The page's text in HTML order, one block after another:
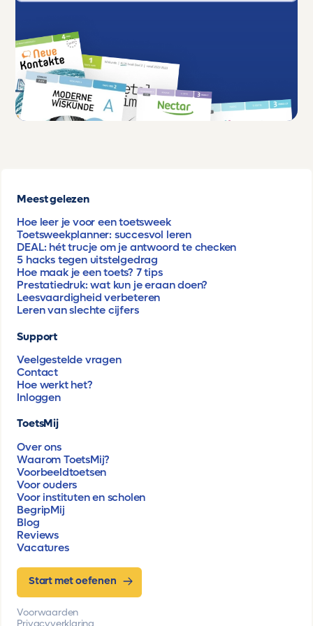
Meest gelezen
Hoe leer je voor een toetsweek
Toetsweekplanner: succesvol leren
DEAL: hét trucje om je antwoord te checken
5 hacks tegen uitstelgedrag
Hoe maak je een toets? 7 tips
Prestatiedruk: wat kun je eraan doen?
Leesvaardigheid verbeteren
Leren van slechte cijfers
Support
Veelgestelde vragen
Contact
Hoe werkt het?
Inloggen
ToetsMij
Over ons
Waarom ToetsMij?
Voorbeeldtoetsen
Voor ouders
Voor instituten en scholen
BegripMij
Blog
Reviews
Vacatures
Start met oefenen
Voorwaarden